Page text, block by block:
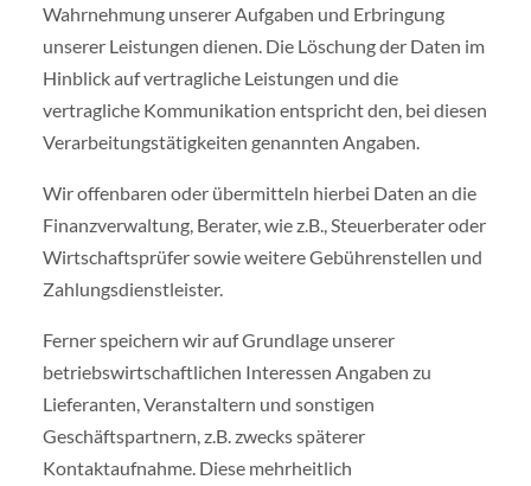
Wahrnehmung unserer Aufgaben und Erbringung
unserer Leistungen dienen. Die Löschung der Daten im
Hinblick auf vertragliche Leistungen und die
vertragliche Kommunikation entspricht den, bei diesen
Verarbeitungstätigkeiten genannten Angaben.
Wir offenbaren oder übermitteln hierbei Daten an die
Finanzverwaltung, Berater, wie z.B., Steuerberater oder
Wirtschaftsprüfer sowie weitere Gebührenstellen und
Zahlungsdienstleister.
Ferner speichern wir auf Grundlage unserer
betriebswirtschaftlichen Interessen Angaben zu
Lieferanten, Veranstaltern und sonstigen
Geschäftspartnern, z.B. zwecks späterer
Kontaktaufnahme. Diese mehrheitlich